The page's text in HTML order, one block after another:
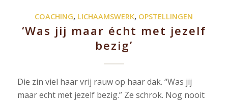
COACHING, LICHAAMSWERK, OPSTELLINGEN
‘Was jij maar écht met jezelf
bezig’
Die zin viel haar vrij rauw op haar dak. “Was jij
maar echt met jezelf bezig.” Ze schrok. Nog nooit